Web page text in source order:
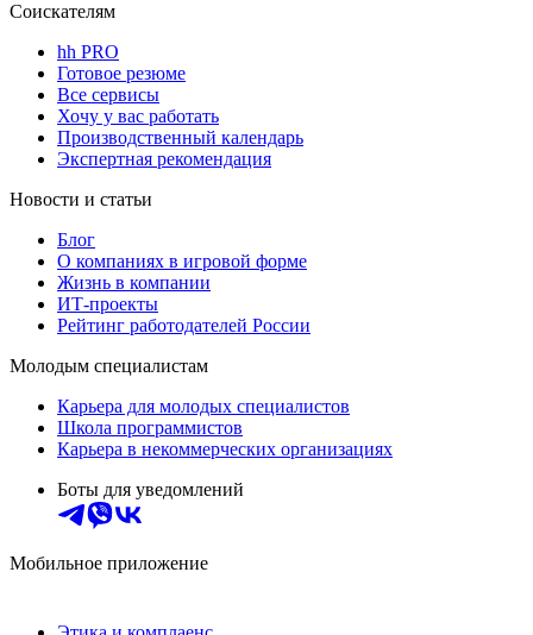
Соискателям
hh PRO
Готовое резюме
Все сервисы
Хочу у вас работать
Производственный календарь
Экспертная рекомендация
Новости и статьи
Блог
О компаниях в игровой форме
Жизнь в компании
ИТ-проекты
Рейтинг работодателей России
Молодым специалистам
Карьера для молодых специалистов
Школа программистов
Карьера в некоммерческих организациях
Боты для уведомлений
Мобильное приложение